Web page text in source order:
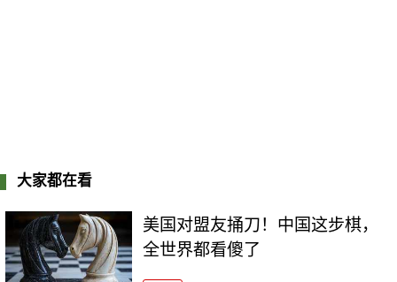
大家都在看
美国对盟友捅刀！中国这步棋，
全世界都看傻了